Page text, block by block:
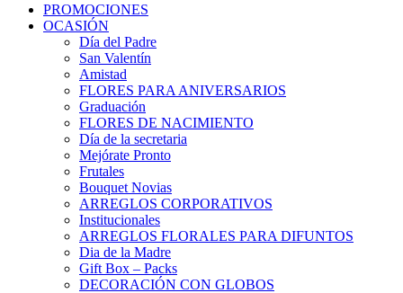
PROMOCIONES
OCASIÓN
Día del Padre
San Valentín
Amistad
FLORES PARA ANIVERSARIOS
Graduación
FLORES DE NACIMIENTO
Día de la secretaria
Mejórate Pronto
Frutales
Bouquet Novias
ARREGLOS CORPORATIVOS
Institucionales
ARREGLOS FLORALES PARA DIFUNTOS
Dia de la Madre
Gift Box – Packs
DECORACIÓN CON GLOBOS